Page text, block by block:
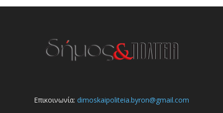
Επικοινωνία: dimoskaipoliteia.byron@gmail.com